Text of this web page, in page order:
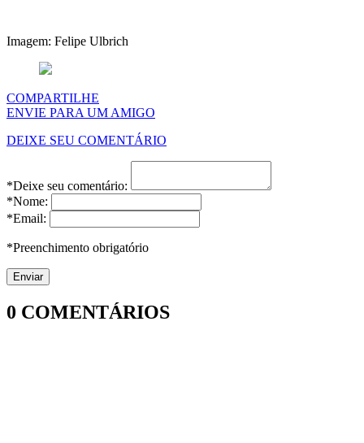
Imagem: Felipe Ulbrich
COMPARTILHE
ENVIE PARA UM AMIGO
DEIXE SEU COMENTÁRIO
*Deixe seu comentário:
*Nome:
*Email:
*Preenchimento obrigatório
0 COMENTÁRIOS